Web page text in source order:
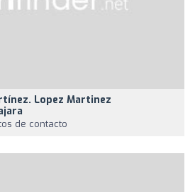
Lopez Martinez
de contacto